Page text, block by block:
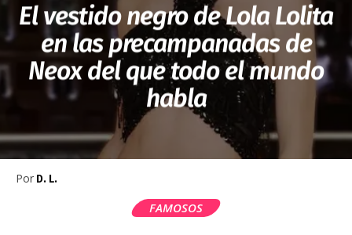
El vestido negro de Lola Lolita
en las precampanadas de
Neox del que todo el mundo
habla
Por D. L.
FAMOSOS